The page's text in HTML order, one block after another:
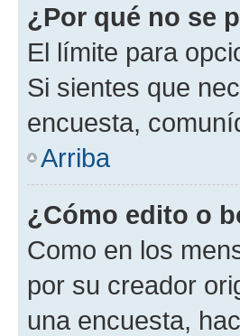
¿Por qué no se
El límite para
Si sientes que
encuesta,
Arriba
¿Cómo edito o
Como en los
por su creador
una encuesta,